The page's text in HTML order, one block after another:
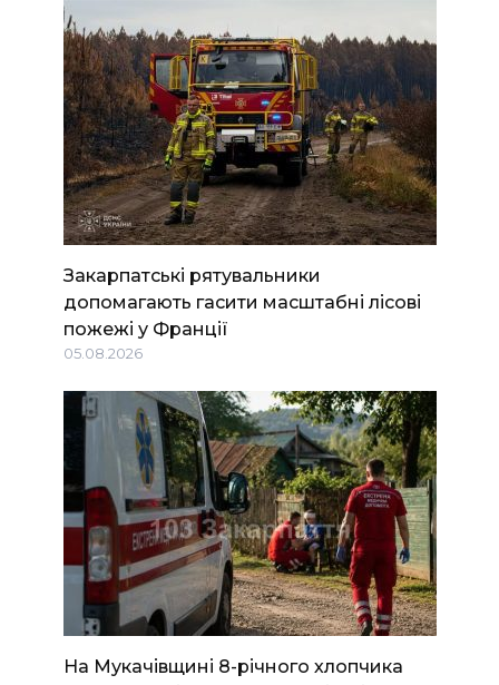
Закарпатські рятувальники
допомагають гасити масштабні лісові
пожежі у Франції
05.08.2026
На Мукачівщині 8-річного хлопчика